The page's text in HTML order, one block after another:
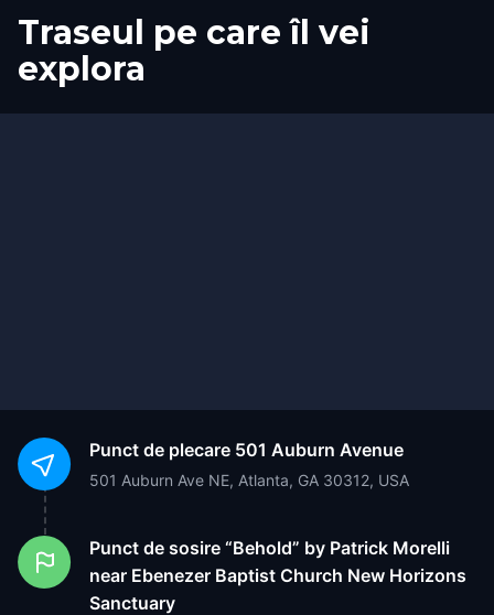
Traseul pe care îl vei
explora
Start
Sosire
Punct de plecare 501 Auburn Avenue
501 Auburn Ave NE, Atlanta, GA 30312, USA
Punct de sosire “Behold” by Patrick Morelli
near Ebenezer Baptist Church New Horizons
Sanctuary